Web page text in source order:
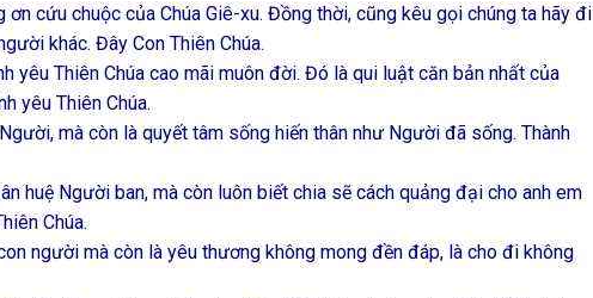
cứu chuộc của Chúa Giê-xu. Đồng thời, cũng kêu gọi chúng ta hãy đi
khác. Đây Con Thiên Chúa.
yêu Thiên Chúa cao mãi muôn đời. Đó là qui luật căn bản nhất của
yêu Thiên Chúa.
mà còn là quyết tâm sống hiến thân như Người đã sống. Thành
huệ Người ban, mà còn luôn biết chia sẽ cách quảng đại cho anh em
Chúa.
người mà còn là yêu thương không mong đền đáp, là cho đi không